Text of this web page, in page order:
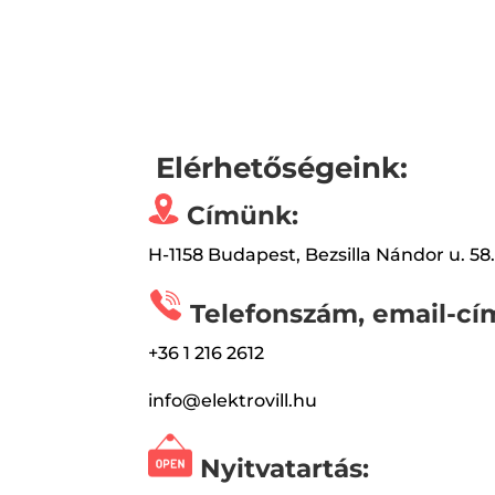
Elérhetőségeink:
Címünk:
H-1158 Budapest, Bezsilla Nándor u. 58.
Telefonszám, email-
+36 1 216 2612
info@elektrovill.hu
Nyitvatartás: